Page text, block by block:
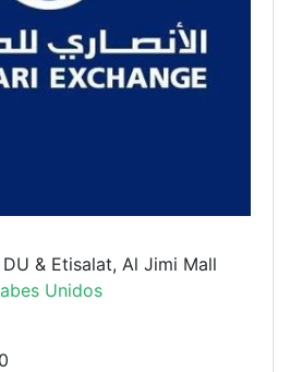
& Etisalat, Al Jimi Mall
Unidos